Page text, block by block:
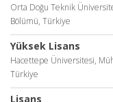
Orta Doğu Teknik
Bölümü, Türkiye
Yüksek Lisans
Hacettepe Üniversitesi,
Türkiye
Lisans